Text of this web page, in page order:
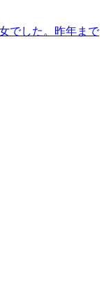
でした。昨年まで